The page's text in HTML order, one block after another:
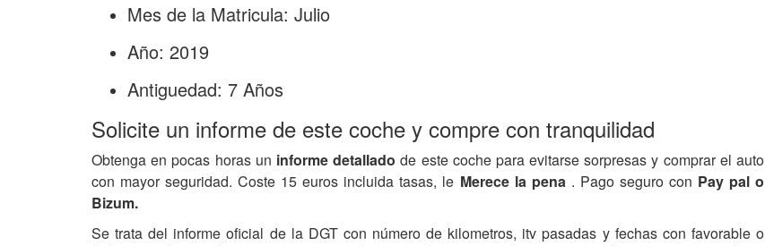
Mes de la Matricula: Julio
Año: 2019
Antiguedad: 7 Años
Solicite un informe de este coche y compre con tranquilidad
Obtenga en pocas horas un informe detalladode este coche para evitarse sorpresas y comprar el auto
con mayor seguridad. Coste 15 euros incluida tasas, le Merece la pena . Pago seguro con Pay pal o
Bizum.
Se trata del informe oficial de la DGT con número de kilometros, itv pasadas y fechas con favorable o